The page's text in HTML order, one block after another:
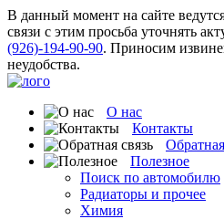
В данный момент на сайте
связи с этим просьба уточнять
(926)-194-90-90. Приносим
неудобства.
О нас
Контакты
Полезное
Поиск по автомобилю
Радиаторы и прочее
Химия